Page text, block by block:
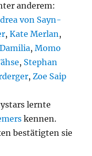
anderem:
von Sayn-
,Kate Merlan,
,Momo
, Stephan
,Zoe Saip
lernte
kennen.
bestätigten sie